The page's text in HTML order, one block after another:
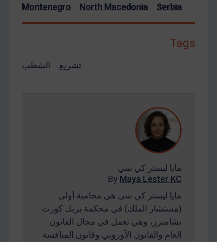
Montenegro
North Macedonia Serbia
Tags
الشطب تشريع
مايا ليستر كي سي
By Maya Lester KC
مايا ليستر كي سي هي محامية أولى
(مستشار الملك) في محكمة بريك كورت
تشامبرز، وهي تعمل في مجال القانون
العام والقانون الأوروبي وقانون المنافسة